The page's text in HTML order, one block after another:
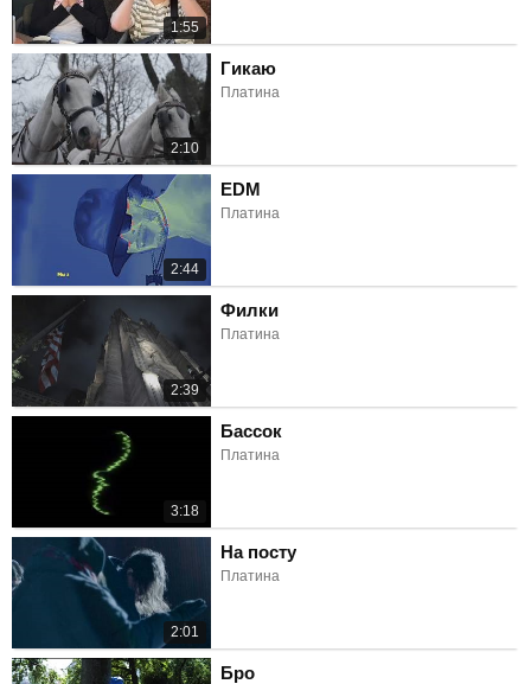
1:55
2:10
Гикаю
Платина
2:44
EDM
Платина
2:39
Филки
Платина
3:18
Бассок
Платина
2:01
На посту
Платина
Бро